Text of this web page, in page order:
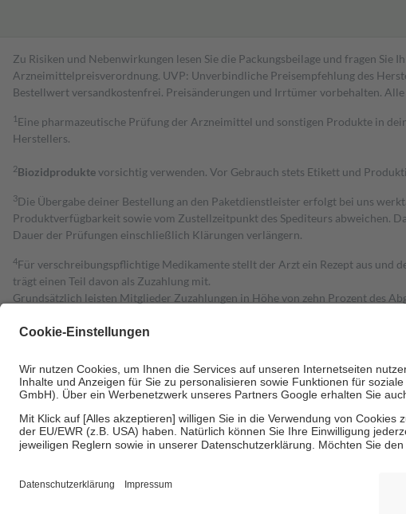
Zu Risiken und Nebenwirkungen lesen Sie die Packungsbeilage und fragen
Arzneimittelpreisverordnung. UVP: Unverbindliche Preisempfehlung des
Bestell­wert versand­kosten­frei. Preisänderungen und Irrtümer vorbehalten.
1 Eine pharmazeutische Prüfung der Arzneimittel und sonstigen Produkte in
Herstellers.
2Biozidproduktevorsichtig verwenden. Vor Gebrauch stets Etikett und
3Die Übergabe deiner Bestellung an den Paketdienstleister erfolgt bei uns
Produktverfügbarkeit sowie vom Zustellzeitpunkt des Spediteurs abweichen.
Dauer der Prüfungen einschließlich Klärungen verlängern.
4Für verschreibungspflichtige Medikamente stellt der Arzt ein Rezept aus und
trägt einen Teil davon als Zuzahlung mit.
Grundsätzlich leisten Mitglieder Zuzahlungen in Höhe von zehn Prozent des
Diese Regeln gelten grundsätzlich auch für Online-Apotheken.
Um das Engagement der Versicherten für ihre eigene Gesundheit zu stärken
• Kindern und Jugendlichen bis zum vollendeten 18. Lebensjahr mit Ausnahme
• Untersuchungen zur Vorsorge und Früherkennung, die von der GKV
• empfohlenen Schutzimpfungen
• Harn- und Blutteststreifen
Informationen findest du hier: https://help.etrusted.com/hc/de/articles/